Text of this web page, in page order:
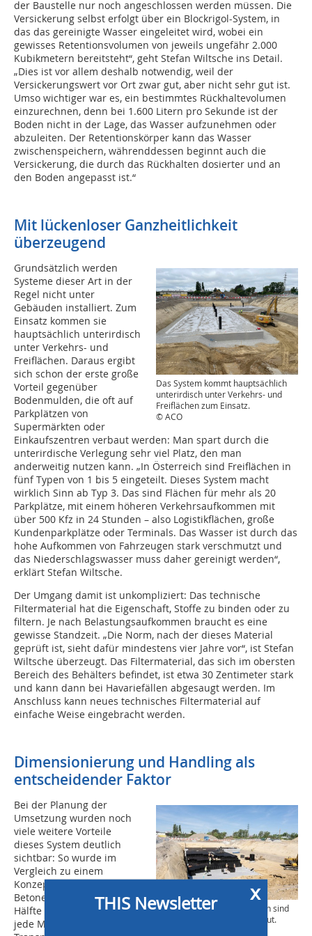
der Baustelle nur noch angeschlossen werden müssen. Die
Versickerung selbst erfolgt über ein Blockrigol-System, in
das das gereinigte Wasser eingeleitet wird, wobei ein
gewisses Retentionsvolumen von jeweils ungefähr 2.000
Kubikmetern bereitsteht“, geht Stefan Wiltsche ins Detail.
„Dies ist vor allem deshalb notwendig, weil der
Versickerungswert vor Ort zwar gut, aber nicht sehr gut ist.
Umso wichtiger war es, ein bestimmtes Rückhaltevolumen
einzurechnen, denn bei 1.600 Litern pro Sekunde ist der
Boden nicht in der Lage, das Wasser aufzunehmen oder
abzuleiten. Der Retentionskörper kann das Wasser
zwischenspeichern, währenddessen beginnt auch die
Versickerung, die durch das Rückhalten dosierter und an
den Boden angepasst ist.“
Mit lückenloser Ganzheitlichkeit
überzeugend
Das System kommt hauptsächlich
unterirdisch unter Verkehrs- und
Freiflächen zum Einsatz.
© ACO
Grundsätzlich werden
Systeme dieser Art in der
Regel nicht unter
Gebäuden installiert. Zum
Einsatz kommen sie
hauptsächlich unterirdisch
unter Verkehrs- und
Freiflächen. Daraus ergibt
sich schon der erste große
Vorteil gegenüber
Bodenmulden, die oft auf
Parkplätzen von
Supermärkten oder
Einkaufszentren verbaut werden: Man spart durch die
unterirdische Verlegung sehr viel Platz, den man
anderweitig nutzen kann. „In Österreich sind Freiflächen in
fünf Typen von 1 bis 5 eingeteilt. Dieses System macht
wirklich Sinn ab Typ 3. Das sind Flächen für mehr als 20
Parkplätze, mit einem höheren Verkehrsaufkommen mit
über 500 Kfz in 24 Stunden – also Logistikflächen, große
Kundenparkplätze oder Terminals. Das Wasser ist durch das
hohe Aufkommen von Fahrzeugen stark verschmutzt und
das Niederschlagswasser muss daher gereinigt werden“,
erklärt Stefan Wiltsche.
Der Umgang damit ist unkompliziert: Das technische
Filtermaterial hat die Eigenschaft, Stoffe zu binden oder zu
filtern. Je nach Belastungsaufkommen braucht es eine
gewisse Standzeit. „Die Norm, nach der dieses Material
geprüft ist, sieht dafür mindestens vier Jahre vor“, ist Stefan
Wiltsche überzeugt. Das Filtermaterial, das sich im obersten
Bereich des Behälters befindet, ist etwa 30 Zentimeter stark
und kann dann bei Havariefällen abgesaugt werden. Im
Anschluss kann neues technisches Filtermaterial auf
einfache Weise eingebracht werden.
Dimensionierung und Handling als
entscheidender Faktor
Die technischen Filteranlagen sind
komplett in die Erde eingebaut.
Bei der Planung der
Umsetzung wurden noch
viele weitere Vorteile
dieses System deutlich
sichtbar: So wurde im
Vergleich zu einem
Konzept mit
Betonelementen etwa die
Hälfte des Erdaushubs und
jede Menge an
x
THIS Newsletter